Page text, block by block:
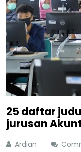
25 daftar
jurusan
Ardian